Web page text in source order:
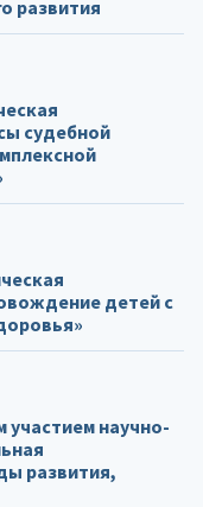
развития
судебной
детей с
научно-
развития,